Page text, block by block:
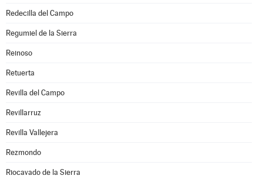
Redecilla del Campo
Regumiel de la Sierra
Reinoso
Retuerta
Revilla del Campo
Revillarruz
Revilla Vallejera
Rezmondo
Riocavado de la Sierra